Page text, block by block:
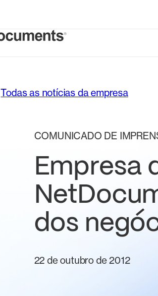
Todas as notícias da empresa
COMUNICADO DE
Empresa
dos
22 de outubro de 2012